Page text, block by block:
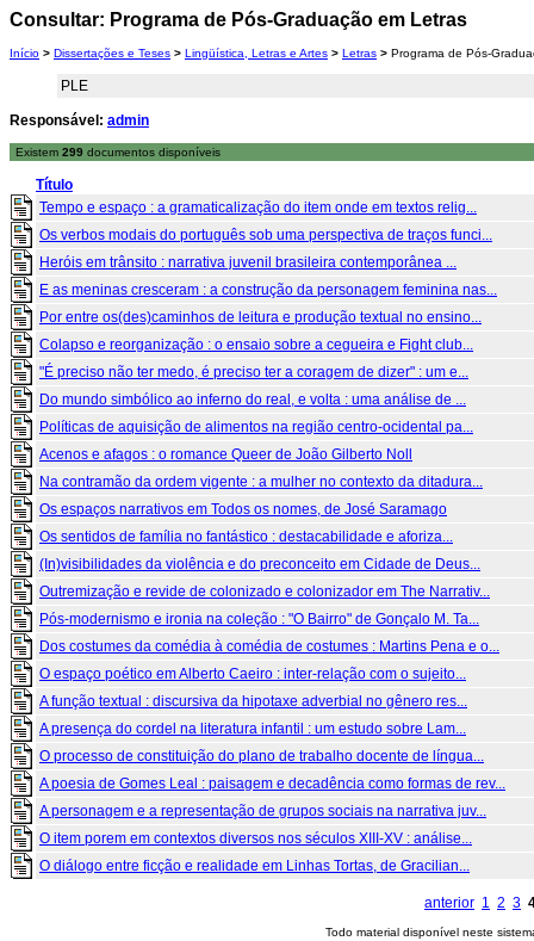
Consultar: Programa de Pós-Graduação em Letras
Início > Dissertações e Teses > Lingüística, Letras e Artes > Letras > Programa de Pós-
PLE
Responsável: admin
Existem 299 documentos disponíveis
Título
Tempo e espaço : a gramaticalização do item onde em textos relig...
Os verbos modais do português sob uma perspectiva de traços funci...
Heróis em trânsito : narrativa juvenil brasileira contemporânea ...
E as meninas cresceram : a construção da personagem feminina nas...
Por entre os(des)caminhos de leitura e produção textual no ensino...
Colapso e reorganização : o ensaio sobre a cegueira e Fight club...
"É preciso não ter medo, é preciso ter a coragem de dizer" : um e...
Do mundo simbólico ao inferno do real, e volta : uma análise de ...
Políticas de aquisição de alimentos na região centro-ocidental pa...
Acenos e afagos : o romance Queer de João Gilberto Noll
Na contramão da ordem vigente : a mulher no contexto da ditadura...
Os espaços narrativos em Todos os nomes, de José Saramago
Os sentidos de família no fantástico : destacabilidade e aforiza...
(In)visibilidades da violência e do preconceito em Cidade de Deus...
Outremização e revide de colonizado e colonizador em The Narrativ...
Pós-modernismo e ironia na coleção : "O Bairro" de Gonçalo M. Ta...
Dos costumes da comédia à comédia de costumes : Martins Pena e o...
O espaço poético em Alberto Caeiro : inter-relação com o sujeito...
A função textual : discursiva da hipotaxe adverbial no gênero res...
A presença do cordel na literatura infantil : um estudo sobre Lam...
O processo de constituição do plano de trabalho docente de língua...
A poesia de Gomes Leal : paisagem e decadência como formas de rev...
A personagem e a representação de grupos sociais na narrativa juv...
O item porem em contextos diversos nos séculos XIII-XV : análise...
O diálogo entre ficção e realidade em Linhas Tortas, de Gracilian...
anterior 1 2 3
Todo material disponível neste